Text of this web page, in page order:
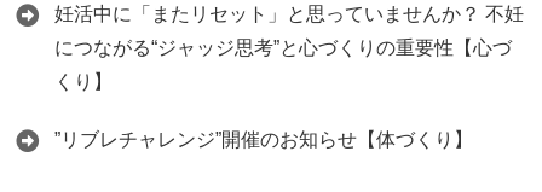
妊活中に「またリセット」と思っていませんか？ 不妊
につながる“ジャッジ思考”と心づくりの重要性【心づ
くり】
”リブレチャレンジ”開催のお知らせ【体づくり】